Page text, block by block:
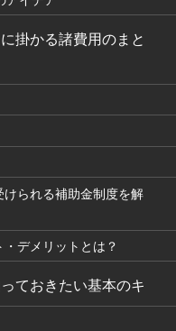
掛かる諸費用のまと
られる補助金制度を解
デメリットとは？
ておきたい基本のキ